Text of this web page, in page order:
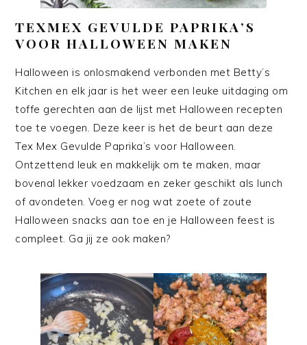
TEXMEX GEVULDE PAPRIKA’S
VOOR HALLOWEEN MAKEN
Halloween is onlosmakend verbonden met Betty’s
Kitchen en elk jaar is het weer een leuke uitdaging om
toffe gerechten aan de lijst met Halloween recepten
toe te voegen. Deze keer is het de beurt aan deze
Tex Mex Gevulde Paprika’s voor Halloween.
Ontzettend leuk en makkelijk om te maken, maar
bovenal lekker voedzaam en zeker geschikt als lunch
of avondeten. Voeg er nog wat zoete of zoute
Halloween snacks aan toe en je Halloween feest is
compleet. Ga jij ze ook maken?